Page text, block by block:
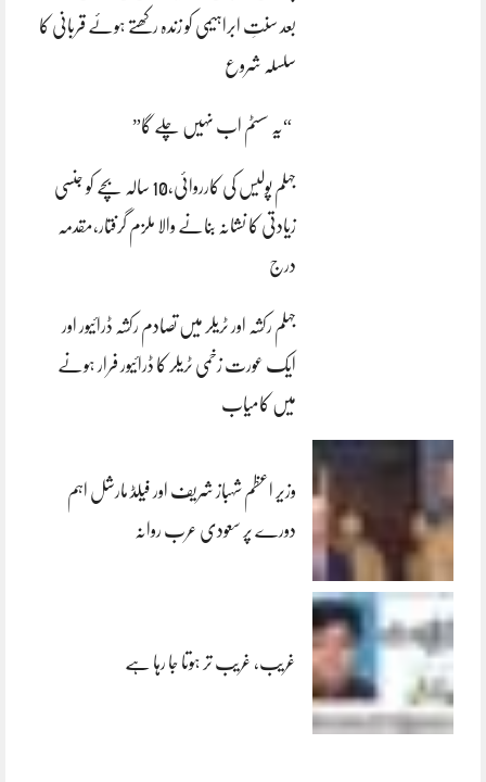
بعد سنتِ ابراہیمی کو زندہ رکھتے ہوئے قربانی کا
سلسلہ شروع
“یہ سسٹم اب نہیں چلے گا”
جہلم پولیس کی کارروائی،10 سالہ بچے کو جنسی
زیادتی کا نشانہ بنانے والا ملزم گرفتار،مقدمہ
درج
جہلم رکشہ اور ٹریلر میں تصادم رکشہ ڈرائیور اور
ایک عورت زخمی ٹریلر کا ڈرائیور فرار ہونے
میں کامیاب
وزیر اعظم شہباز شریف اور فیلڈ مارشل اہم
دورے پر سعودی عرب روانہ
غریب، غریب تر ہوتا جا رہا ہے